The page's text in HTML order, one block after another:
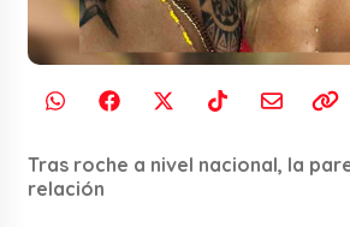
Tras roche a nivel nacional, la
relación